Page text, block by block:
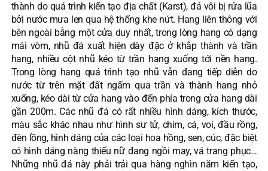
thành do quá trình kiến tạo địa chất (Karst), đá vôi bị rửa lũa
bởi nước mưa len qua hệ thống khe nứt. Hang liên thông với
bên ngoài bằng một cửa duy nhất, trong lòng hang có dạng
mái vòm, nhũ đá xuất hiện dày đặc ở khắp thành và trần
hang, nhiều cột nhũ kéo từ trần hang xuống tới nền hang.
Trong lòng hang quá trình tạo nhũ vẫn đang tiếp diễn do
nước từ trên mặt đất ngấm qua trần và thành hang nhỏ
xuống, kéo dài từ cửa hang vào đến phía trong cửa hang dài
gần 200m. Các nhũ đá có rất nhiều hình dáng, kích thước,
màu sắc khác nhau như hình sư tử, chim, cá, voi, đầu rồng,
đèn lồng, hình dáng của các loại hoa hồng, sen, cúc, đặc biệt
có hình dáng nàng thiếu nữ đang ngồi may, vá trang phục…
Những nhũ đá này phải trải qua hàng nghìn năm kiến tạo,